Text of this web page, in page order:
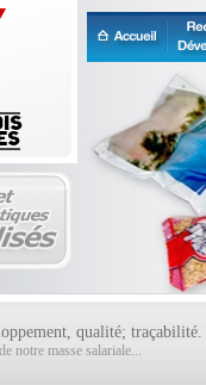
qualité; traçabilité.
notre masse salariale...